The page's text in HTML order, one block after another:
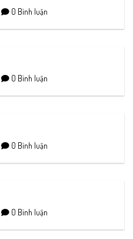
0 Bình luận
0 Bình luận
0 Bình luận
0 Bình luận